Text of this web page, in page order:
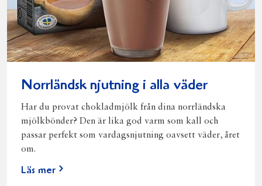
Norrländsk njutning i alla väder
Har du provat chokladmjölk från dina norrländska
mjölkbönder? Den är lika god varm som kall och
passar perfekt som vardagsnjutning oavsett väder, året
om.
Läs mer